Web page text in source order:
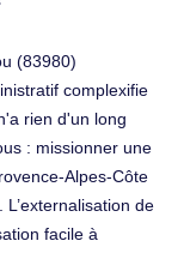
(83980)
complexifie
rien d'un long
: missionner une
Alpes-Côte
de
facile à